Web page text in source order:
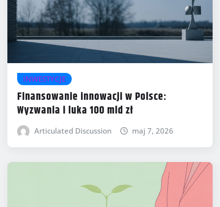
INWESTYCJE
Finansowanie innowacji w Polsce:
Wyzwania i luka 100 mld zł
Articulated Discussion maj 7, 2026